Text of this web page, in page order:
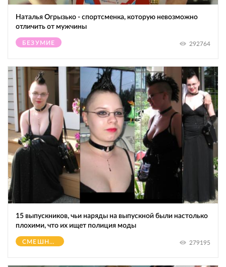
Наталья Огрызько - спортсменка, которую невозможно
отличить от мужчины
БЕЗУМИЕ 292764
15 выпускников, чьи наряды на выпускной были настолько
плохими, что их ищет полиция моды
СМЕШНОЕ 279195